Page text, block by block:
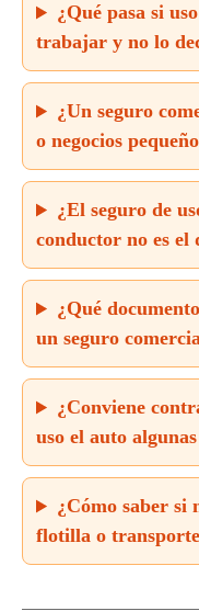
¿Qué pasa si
trabajar y no lo
¿Un seguro
o negocios
¿El seguro de
conductor no es el
¿Qué
un seguro
¿Conviene
uso el auto
¿Cómo saber si
flotilla o